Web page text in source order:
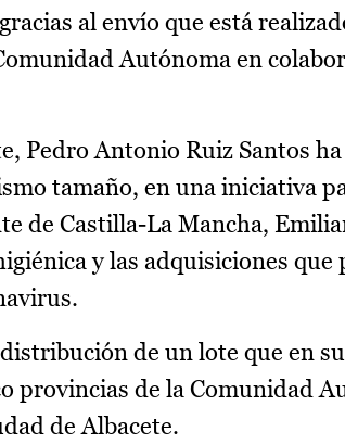
al envío que está
Autónoma en
Pedro Antonio Ruiz Santos
tamaño, en una iniciativa
de Castilla-La Mancha,
y las adquisiciones que
de un lote que en
provincias de la Comunidad
de Albacete.